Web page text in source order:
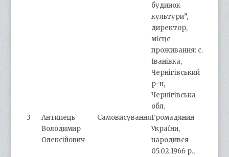
будинок
культури”,
директор,
місце
проживання: с.
Іванівка,
Чернігівський
р-н,
Чернігівська
обл.
3
Антипець
Володимир
Олексійович
СамовисуванняГромадянин
України,
народився
05.02.1966 р.,